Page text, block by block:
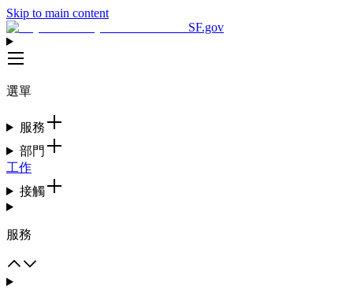
Skip to main content
SF.gov
選單
服務
部門
工作
接觸
服務